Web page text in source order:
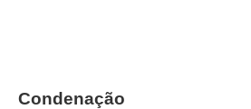
Condenação